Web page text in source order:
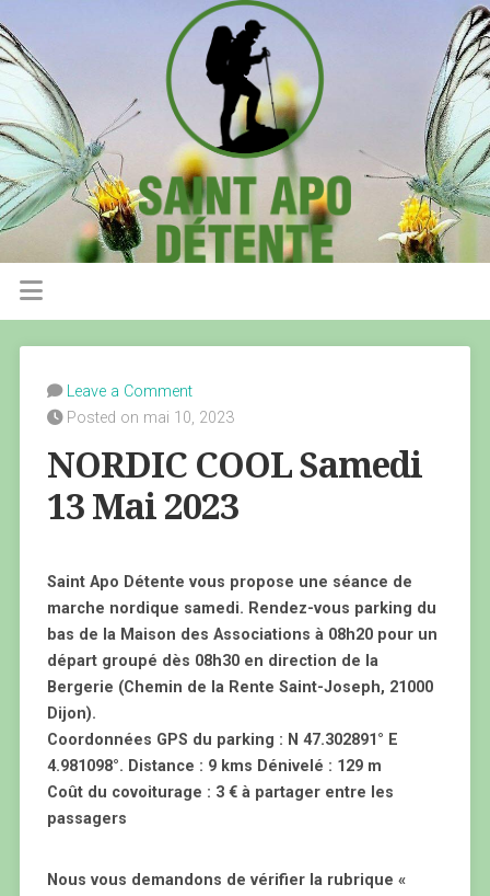
Leave a Comment
Posted on mai 10, 2023
NORDIC COOL Samedi
13 Mai 2023
Saint Apo Détente vous propose une séance de
marche nordique samedi. Rendez-vous parking du
bas de la Maison des Associations à 08h20 pour un
départ groupé dès 08h30 en direction de la
Bergerie (Chemin de la Rente Saint-Joseph, 21000
Dijon).
Coordonnées GPS du parking : N 47.302891° E
4.981098°. Distance : 9 kms Dénivelé : 129 m
Coût du covoiturage : 3 € à partager entre les
passagers
Nous vous demandons de vérifier la rubrique «